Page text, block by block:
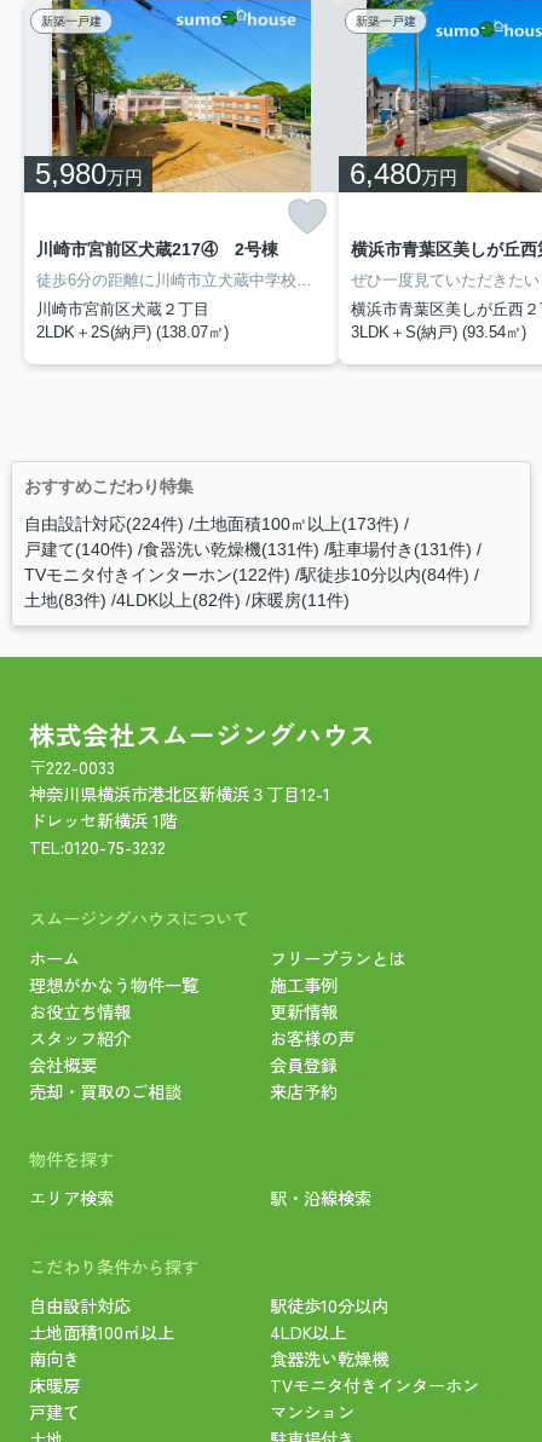
新築一戸建
5,980万円
川崎市宮前区犬蔵217④ 2号棟
徒歩6分の距離に川崎市立犬蔵中学校があるのも魅力。浴室が1坪以上あるので、ゆったりとリラックスできます。新築戸建ての物件は、室内のレイアウトも自分好みに変更可能です。不動産を求める上で、何かご不明な点などございましたら、お気軽にご質問ください。不動産購入で失敗をしないためにも、気になることは全て解決しておきましょう。
川崎市宮前区犬蔵２丁目
2LDK＋2S(納戸) (138.07㎡)
新築一戸建
6,480万円
横浜市青葉区美しが丘
横浜市青葉区美しが丘西
3LDK＋S(納戸) (93.54㎡)
おすすめこだわり特集
自由設計対応(224件) 土地面積100㎡以上(173件)
戸建て(140件) 食器洗い乾燥機(131件) 駐車場付き(131件)
TVモニタ付きインターホン(122件) 駅徒歩10分以内(84件)
土地(83件) 4LDK以上(82件) 床暖房(11件)
株式会社スムージングハウス
〒222-0033
神奈川県横浜市港北区新横浜３丁目12-1
ドレッセ新横浜 1階
TEL:0120-75-3232
スムージングハウスについて
ホーム
フリープランとは
理想がかなう物件一覧
施工事例
お役立ち情報
更新情報
スタッフ紹介
お客様の声
会社概要
会員登録
売却・買取のご相談
来店予約
物件を探す
エリア検索
駅・沿線検索
こだわり条件から探す
自由設計対応
駅徒歩10分以内
土地面積100㎡以上
4LDK以上
南向き
食器洗い乾燥機
床暖房
TVモニタ付きインターホン
戸建て
マンション